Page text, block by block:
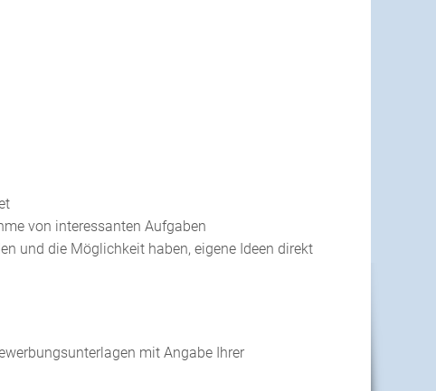
von interessanten Aufgaben
und die Möglichkeit haben, eigene Ideen direkt
mit Angabe Ihrer